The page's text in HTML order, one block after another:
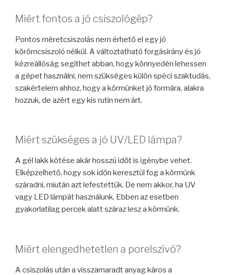
Miért fontos a jó csiszológép?
Pontos méretcsiszolás nem érhető el egy jó
körömcsiszoló nélkül. A változtatható forgásirány és jó
kézreállóság segíthet abban, hogy könnyedén lehessen
a gépet használni, nem szükséges külön spéci szaktudás,
szakértelem ahhoz, hogy a körmünket jó formára, alakra
hozzuk, de azért egy kis rutin nem árt.
Miért szükséges a jó UV/LED lámpa?
A gél lakk kötése akár hosszú időt is igénybe vehet.
Elképzelhető, hogy sok időn keresztül fog a körmünk
száradni, miután azt lefestettük. De nem akkor, ha UV
vagy LED lámpát használunk. Ebben az esetben
gyakorlatilag percek alatt száraz lesz a körmünk.
Miért elengedhetetlen a porelszívó?
A csiszolás után a visszamaradt anyag káros a